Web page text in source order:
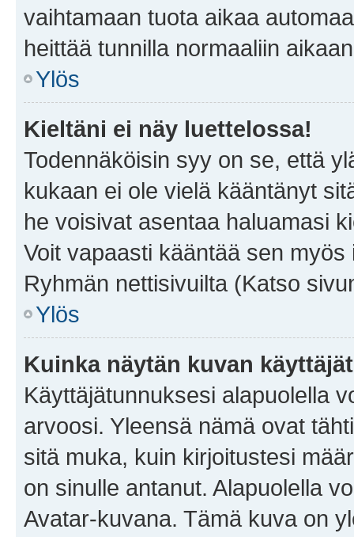
vaihtamaan tuota aikaa
heittää tunnilla normaaliin
Ylös
Kieltäni ei näy luettelossa!
Todennäköisin syy on se, että
kukaan ei ole vielä kääntänyt
he voisivat asentaa haluamasi
Voit vapaasti kääntää sen
Ryhmän nettisivuilta (Katso
Ylös
Kuinka näytän kuvan
Käyttäjätunnuksesi alapuolella
arvoosi. Yleensä nämä ovat
sitä muka, kuin kirjoitustesi
on sinulle antanut. Alapuolella
Avatar-kuvana. Tämä kuva on